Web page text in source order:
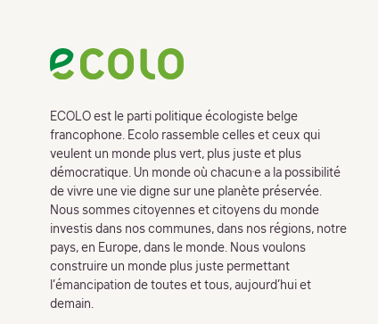
ECOLO est le parti politique écologiste belge
francophone. Ecolo rassemble celles et ceux qui
veulent un monde plus vert, plus juste et plus
démocratique. Un monde où chacun·e a la possibilité
de vivre une vie digne sur une planète préservée.
Nous sommes citoyennes et citoyens du monde
investis dans nos communes, dans nos régions, notre
pays, en Europe, dans le monde. Nous voulons
construire un monde plus juste permettant
l’émancipation de toutes et tous, aujourd’hui et
demain.